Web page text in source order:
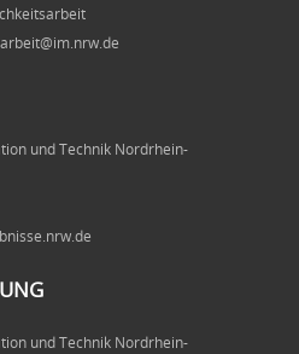
und Technik Nordrhein-
und Technik Nordrhein-